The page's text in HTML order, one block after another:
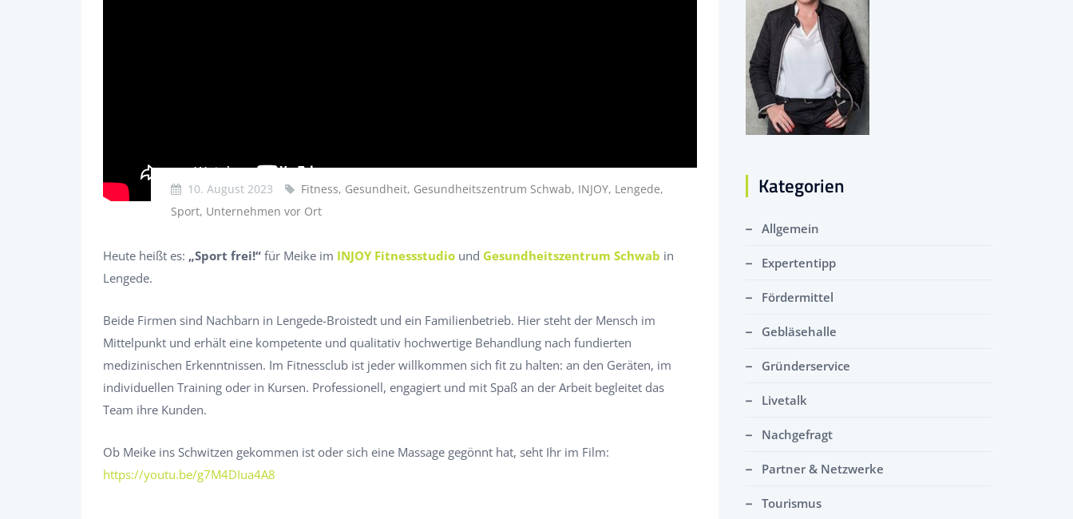
10. August 2023
Fitness, Gesundheit, Gesundheitszentrum Schwab, INJOY, Lengede,
Sport, Unternehmen vor Ort
Heute heißt es: „Sport frei!“ für Meike im INJOY Fitnessstudio und Gesundheitszentrum Schwab in
Lengede.
Beide Firmen sind Nachbarn in Lengede-Broistedt und ein Familienbetrieb. Hier steht der Mensch im
Mittelpunkt und erhält eine kompetente und qualitativ hochwertige Behandlung nach fundierten
medizinischen Erkenntnissen. Im Fitnessclub ist jeder willkommen sich fit zu halten: an den Geräten, im
individuellen Training oder in Kursen. Professionell, engagiert und mit Spaß an der Arbeit begleitet das
Team ihre Kunden.
Ob Meike ins Schwitzen gekommen ist oder sich eine Massage gegönnt hat, seht Ihr im Film:
https://youtu.be/g7M4DIua4A8
Kategorien
Allgemein
Expertentipp
Fördermittel
Gebläsehalle
Gründerservice
Livetalk
Nachgefragt
Partner & Netzwerke
Tourismus